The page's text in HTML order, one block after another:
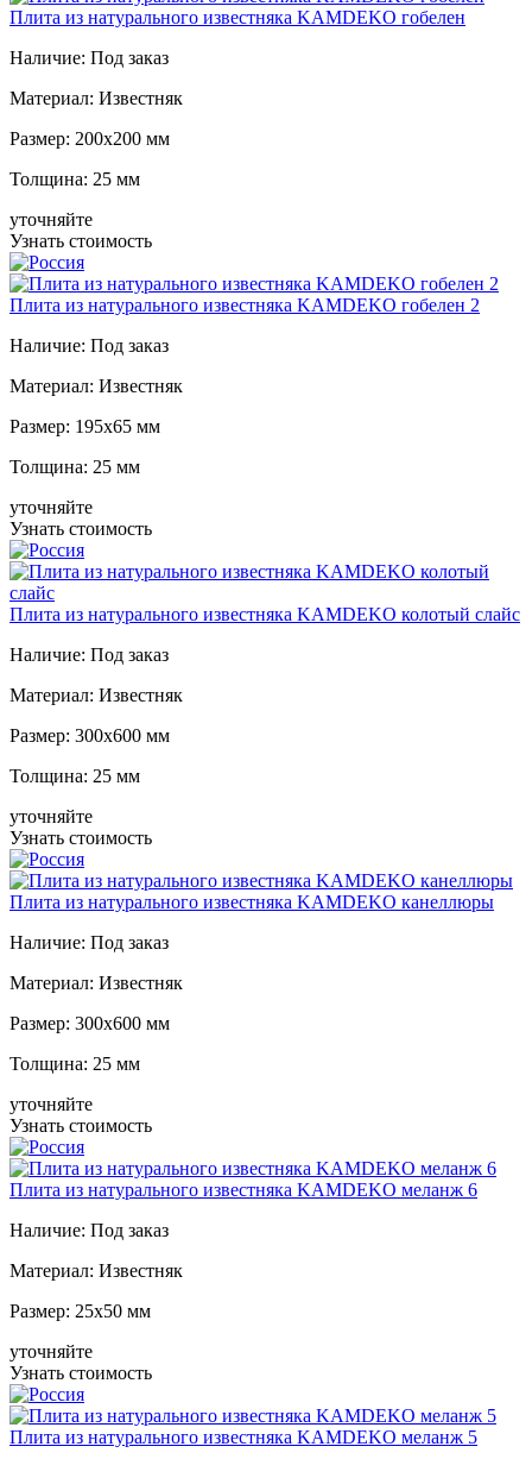
Плита из натурального известняка KAMDEKO гобелен
Наличие: Под заказ
Материал: Известняк
Размер: 200x200 мм
Толщина: 25 мм
уточняйте
Узнать стоимость
Плита из натурального известняка KAMDEKO гобелен 2
Наличие: Под заказ
Материал: Известняк
Размер: 195x65 мм
Толщина: 25 мм
уточняйте
Узнать стоимость
Плита из натурального известняка KAMDEKO колотый слайс
Наличие: Под заказ
Материал: Известняк
Размер: 300x600 мм
Толщина: 25 мм
уточняйте
Узнать стоимость
Плита из натурального известняка KAMDEKO канеллюры
Наличие: Под заказ
Материал: Известняк
Размер: 300x600 мм
Толщина: 25 мм
уточняйте
Узнать стоимость
Плита из натурального известняка KAMDEKO меланж 6
Наличие: Под заказ
Материал: Известняк
Размер: 25x50 мм
уточняйте
Узнать стоимость
Плита из натурального известняка KAMDEKO меланж 5